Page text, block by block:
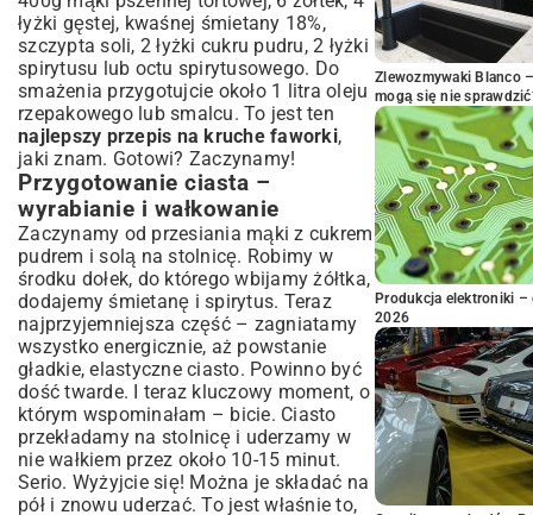
łyżki gęstej, kwaśnej śmietany 18%,
szczypta soli, 2 łyżki cukru pudru, 2 łyżki
spirytusu lub octu spirytusowego. Do
smażenia przygotujcie około 1 litra oleju
rzepakowego lub smalcu. To jest ten
najlepszy przepis na kruche faworki,
jaki znam. Gotowi? Zaczynamy!
Przygotowanie ciasta –
wyrabianie i wałkowanie
Zaczynamy od przesiania mąki z cukrem
pudrem i solą na stolnicę. Robimy w
środku dołek, do którego wbijamy żółtka,
dodajemy śmietanę i spirytus. Teraz
najprzyjemniejsza część – zagniatamy
wszystko energicznie, aż powstanie
gładkie, elastyczne ciasto. Powinno być
dość twarde. I teraz kluczowy moment, o
którym wspominałam – bicie. Ciasto
przekładamy na stolnicę i uderzamy w
nie wałkiem przez około 10-15 minut.
Serio. Wyżyjcie się! Można je składać na
pół i znowu uderzać. To jest właśnie to,
Zlewozmywaki Blanco
mogą się nie
Produkcja elektroniki –
2026